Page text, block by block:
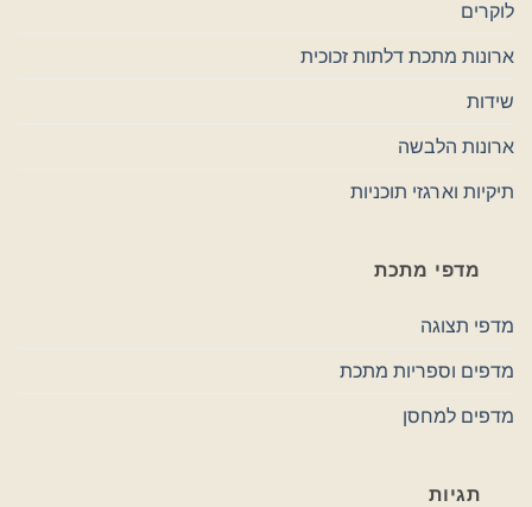
לוקרים
ארונות מתכת דלתות זכוכית
שידות
ארונות הלבשה
תיקיות וארגזי תוכניות
מדפי מתכת
מדפי תצוגה
מדפים וספריות מתכת
מדפים למחסן
תגיות